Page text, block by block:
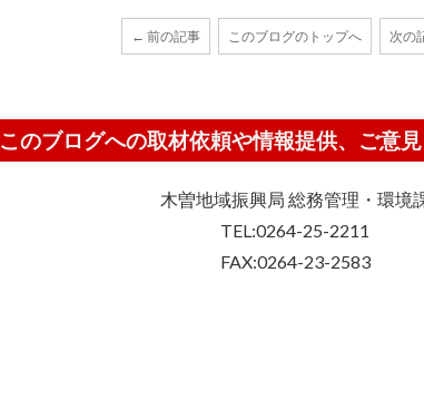
← 前の記事 このブログのトップへ 次の
このブログへの取材依頼や情報提供、ご意
木曽地域振興局 総務管理・環境
TEL:0264-25-2211
FAX:0264-23-2583